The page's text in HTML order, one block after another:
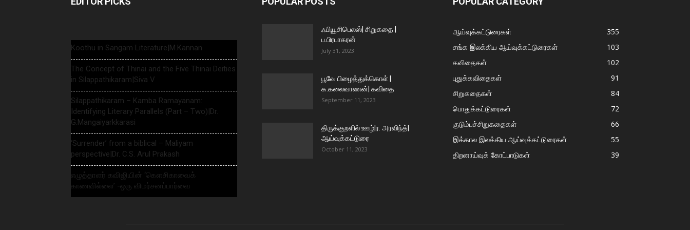
Koothu in Sangam Literature|M.Kannan
The Concept of Thinai and the Five Thinai Deities
in Silappathikaram|Siva V
Silappathikaram – Kamba Ramayanam:
Identifying Literary Parallels (Part – Two)|Dr.
G.Mangaiyarkkarasi
‘Surrender’ from a biblical – Maliyam
perspective|Dr. C.S. Arul Prakash
எழுத்தாளர் கவிஜியின் ‘கௌசிகாவைக்
காணவில்லை’ -ஒரு விமர்சனப்பார்வை
ஃபியூசிபெலஸ்| சிறுகதை |
ப.பிரபாகரன்
July 31, 2023
பூவே பிழைத்துக்கொள் |
க.கலைவாணன்| கவிதை
September 11, 2023
திருக்குறளில் ஊழ்|ர. அரவிந்த்|
ஆய்வுக்கட்டுரை
October 11, 2023
ஆய்வுக்கட்டுரைகள்
355
சங்க இலக்கிய ஆய்வுக்கட்டுரைகள்
103
கவிதைகள்
102
புதுக்கவிதைகள்
91
சிறுகதைகள்
84
பொதுக்கட்டுரைகள்
72
குடும்பச்சிறுகதைகள்
66
இக்கால இலக்கிய ஆய்வுக்கட்டுரைகள்
55
திறனாய்வுக் கோட்பாடுகள்
39